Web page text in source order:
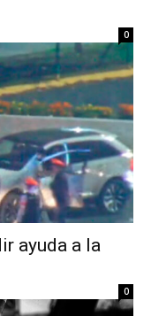
0
ayuda a la
0